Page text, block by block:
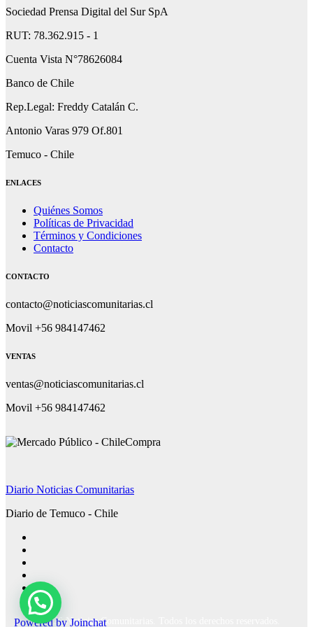
Sociedad Prensa Digital del Sur SpA
RUT: 78.362.915 - 1
Cuenta Vista N°78626084
Banco de Chile
Rep.Legal: Freddy Catalán C.
Antonio Varas 979 Of.801
Temuco - Chile
ENLACES
Quiénes Somos
Políticas de Privacidad
Términos y Condiciones
Contacto
CONTACTO
contacto@noticiascomunitarias.cl
Movil +56 984147462
VENTAS
ventas@noticiascomunitarias.cl
Movil +56 984147462
Diario Noticias Comunitarias
Diario de Temuco - Chile
Powered by Joinchat